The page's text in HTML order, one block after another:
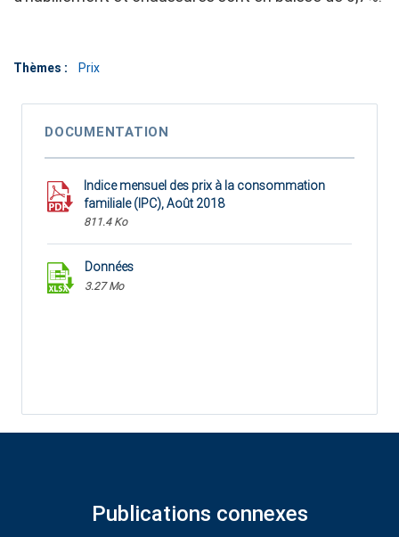
Thèmes : Prix
DOCUMENTATION
Indice mensuel des prix à la consommation
familiale (IPC), Août 2018
811.4 Ko
Données
3.27 Mo
Publications connexes